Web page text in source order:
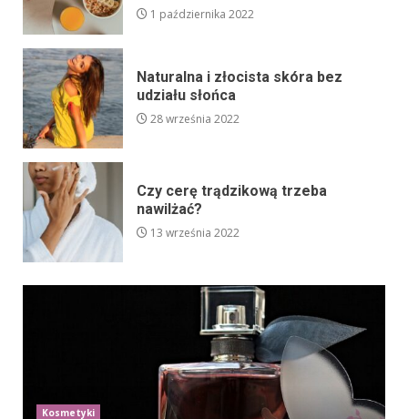
1 października 2022
Naturalna i złocista skóra bez
udziału słońca
28 września 2022
Czy cerę trądzikową trzeba
nawilżać?
13 września 2022
Kosmetyki